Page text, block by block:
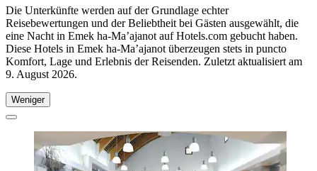
Die Unterkünfte werden auf der Grundlage echter
Reisebewertungen und der Beliebtheit bei Gästen ausgewählt, die
eine Nacht in Emek ha-Ma’ajanot auf Hotels.com gebucht haben.
Diese Hotels in Emek ha-Ma’ajanot überzeugen stets in puncto
Komfort, Lage und Erlebnis der Reisenden. Zuletzt aktualisiert am
9. August 2026.
Weniger